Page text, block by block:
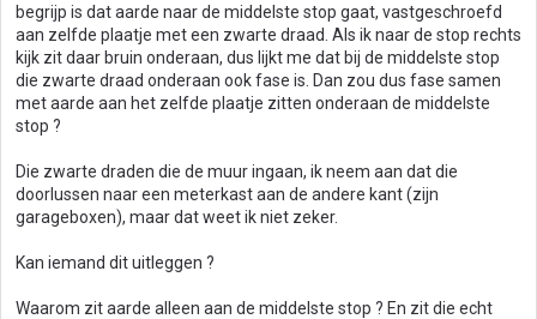
begrijp is dat aarde naar de middelste stop gaat, vastgeschroefd
aan zelfde plaatje met een zwarte draad. Als ik naar de stop rechts
kijk zit daar bruin onderaan, dus lijkt me dat bij de middelste stop
die zwarte draad onderaan ook fase is. Dan zou dus fase samen
met aarde aan het zelfde plaatje zitten onderaan de middelste
stop ?
Die zwarte draden die de muur ingaan, ik neem aan dat die
doorlussen naar een meterkast aan de andere kant (zijn
garageboxen), maar dat weet ik niet zeker.
Kan iemand dit uitleggen ?
Waarom zit aarde alleen aan de middelste stop ? En zit die echt